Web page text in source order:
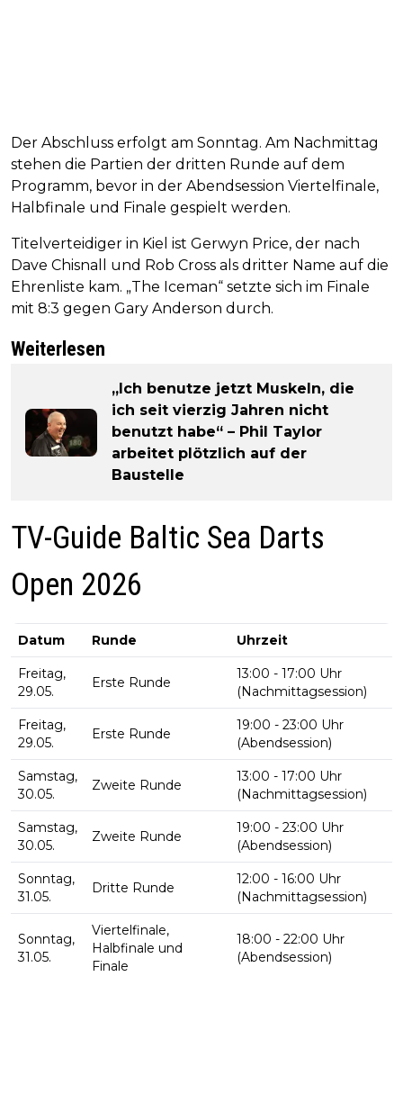
Der Abschluss erfolgt am Sonntag. Am Nachmittag
stehen die Partien der dritten Runde auf dem
Programm, bevor in der Abendsession Viertelfinale,
Halbfinale und Finale gespielt werden.
Titelverteidiger in Kiel ist Gerwyn Price, der nach
Dave Chisnall und Rob Cross als dritter Name auf die
Ehrenliste kam. „The Iceman“ setzte sich im Finale
mit 8:3 gegen Gary Anderson durch.
Weiterlesen
„Ich benutze jetzt Muskeln, die
ich seit vierzig Jahren nicht
benutzt habe“ – Phil Taylor
arbeitet plötzlich auf der
Baustelle
TV-Guide Baltic Sea Darts
Open 2026
Datum Runde Uhrzeit
Freitag,
29.05.
Erste Runde
13:00 - 17:00 Uhr
(Nachmittagsession)
Freitag,
29.05.
Erste Runde
19:00 - 23:00 Uhr
(Abendsession)
Samstag,
30.05.
Zweite Runde
13:00 - 17:00 Uhr
(Nachmittagsession)
Samstag,
30.05.
Zweite Runde
19:00 - 23:00 Uhr
(Abendsession)
Sonntag,
31.05.
Dritte Runde
12:00 - 16:00 Uhr
(Nachmittagsession)
Sonntag,
31.05.
Viertelfinale,
Halbfinale und
Finale
18:00 - 22:00 Uhr
(Abendsession)